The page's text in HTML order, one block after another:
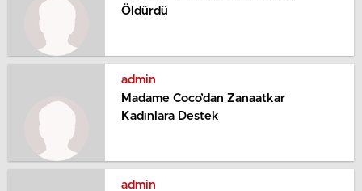
Öldürdü
admin
Madame Coco’dan Zanaatkar
Kadınlara Destek
admin